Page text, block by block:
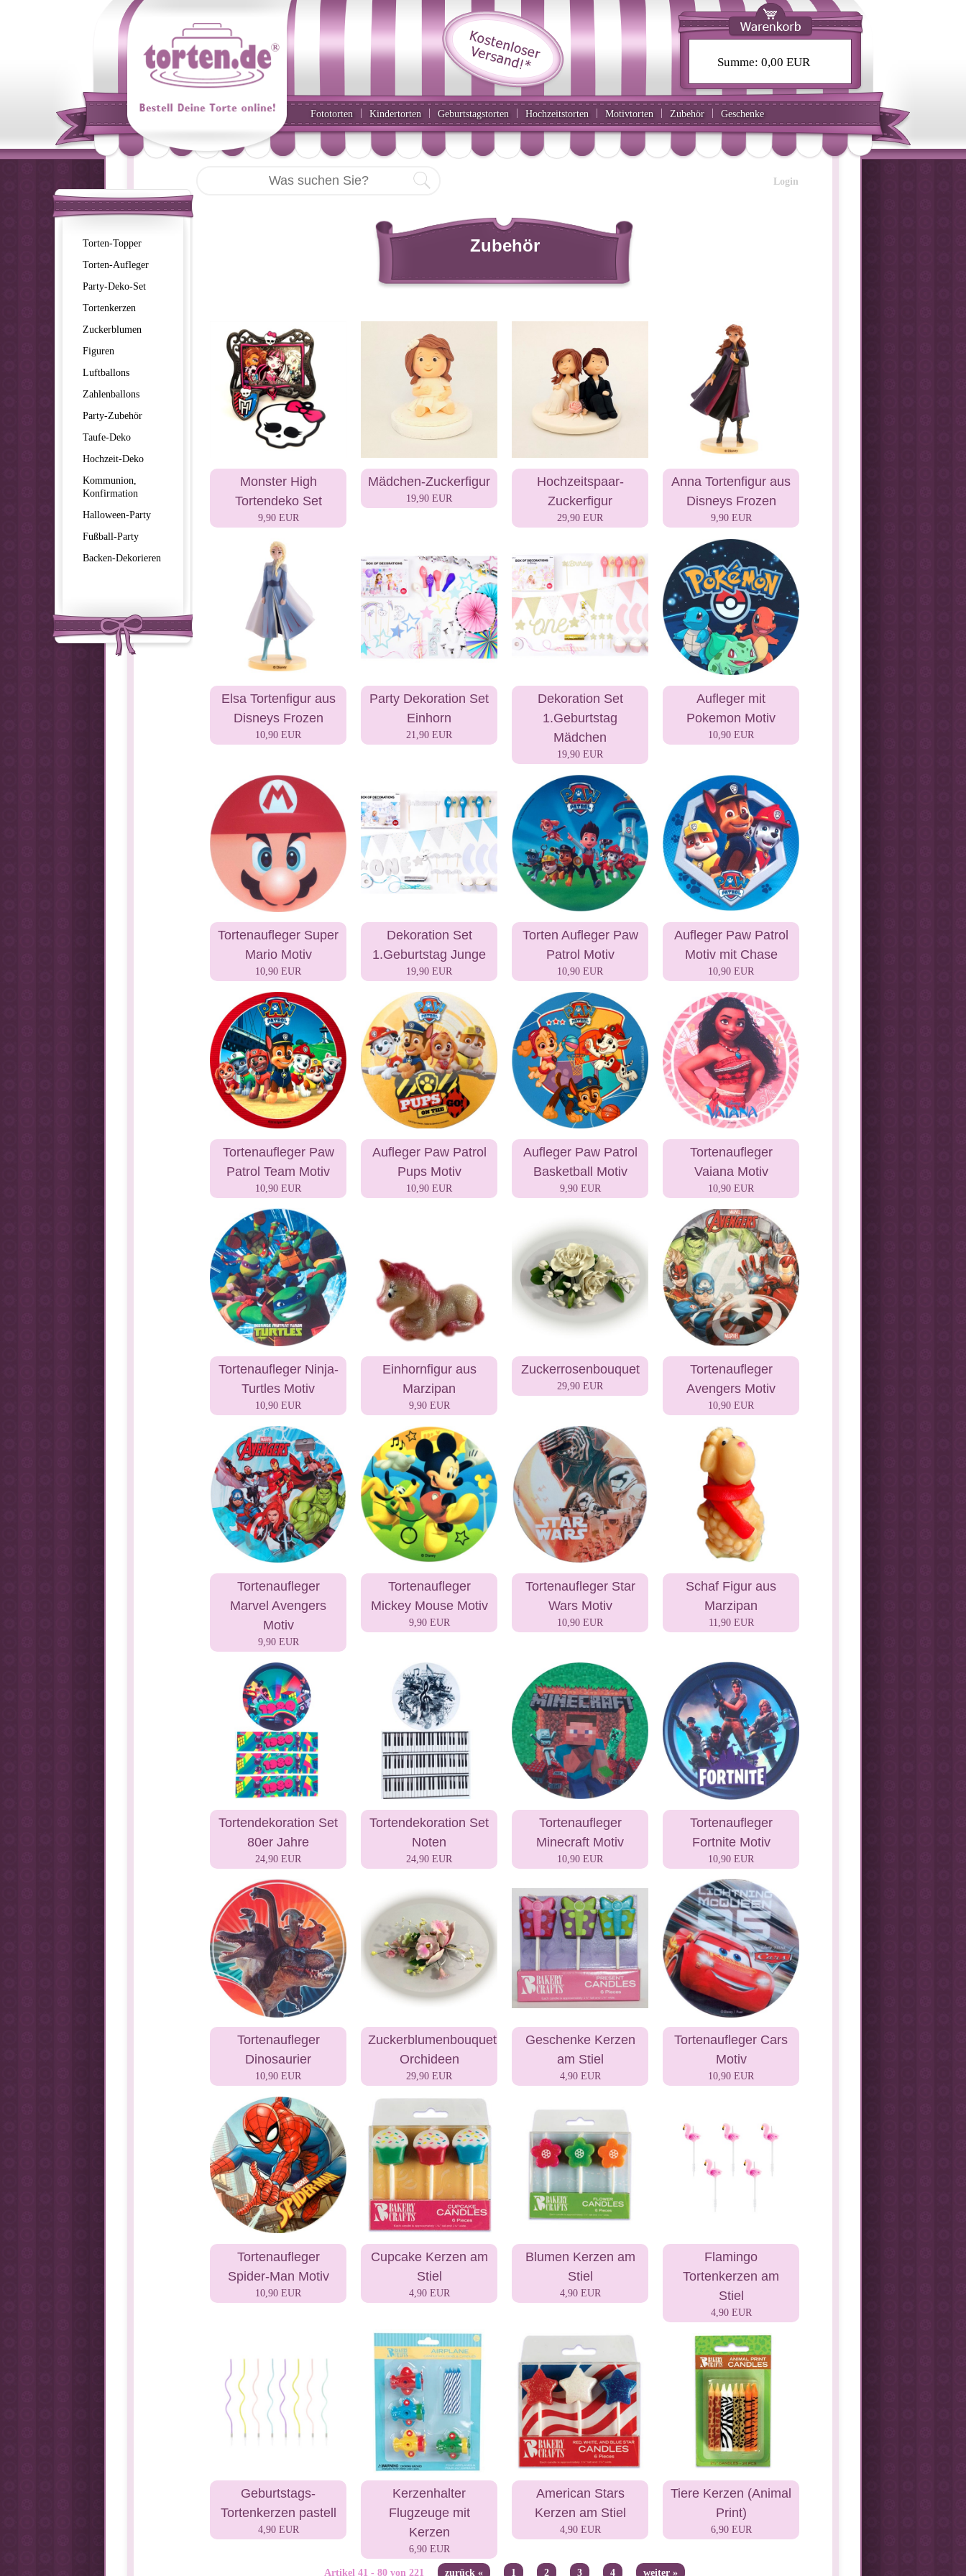
Fototorten | Kindertorten | Geburtstagstorten | Hochzeitstorten | Motivtorten | Zubehör | Geschenke
Summe: 0,00 EUR
Torten-Topper
Torten-Aufleger
Party-Deko-Set
Tortenkerzen
Zuckerblumen
Figuren
Luftballons
Zahlenballons
Party-Zubehör
Taufe-Deko
Hochzeit-Deko
Kommunion,
Konfirmation
Halloween-Party
Fußball-Party
Backen-Dekorieren
Login
Zubehör
Monster High
Tortendeko Set
9,90 EUR
Mädchen-Zuckerfigur
19,90 EUR
Hochzeitspaar-
Zuckerfigur
29,90 EUR
Anna Tortenfigur aus
Disneys Frozen
9,90 EUR
Elsa Tortenfigur aus
Disneys Frozen
10,90 EUR
Party Dekoration Set
Einhorn
21,90 EUR
Dekoration Set
1.Geburtstag
Mädchen
19,90 EUR
Aufleger mit
Pokemon Motiv
10,90 EUR
Tortenaufleger Super
Mario Motiv
10,90 EUR
Dekoration Set
1.Geburtstag Junge
19,90 EUR
Torten Aufleger Paw
Patrol Motiv
10,90 EUR
Aufleger Paw Patrol
Motiv mit Chase
10,90 EUR
Tortenaufleger Paw
Patrol Team Motiv
10,90 EUR
Aufleger Paw Patrol
Pups Motiv
10,90 EUR
Aufleger Paw Patrol
Basketball Motiv
9,90 EUR
Tortenaufleger
Vaiana Motiv
10,90 EUR
Tortenaufleger Ninja-
Turtles Motiv
10,90 EUR
Einhornfigur aus
Marzipan
9,90 EUR
Zuckerrosenbouquet
29,90 EUR
Tortenaufleger
Avengers Motiv
10,90 EUR
Tortenaufleger
Marvel Avengers
Motiv
9,90 EUR
Tortenaufleger
Mickey Mouse Motiv
9,90 EUR
Tortenaufleger Star
Wars Motiv
10,90 EUR
Schaf Figur aus
Marzipan
11,90 EUR
Tortendekoration Set
80er Jahre
24,90 EUR
Tortendekoration Set
Noten
24,90 EUR
Tortenaufleger
Minecraft Motiv
10,90 EUR
Tortenaufleger
Fortnite Motiv
10,90 EUR
Tortenaufleger
Dinosaurier
10,90 EUR
Zuckerblumenbouquet
Orchideen
29,90 EUR
Geschenke Kerzen
am Stiel
4,90 EUR
Tortenaufleger Cars
Motiv
10,90 EUR
Tortenaufleger
Spider-Man Motiv
10,90 EUR
Cupcake Kerzen am
Stiel
4,90 EUR
Blumen Kerzen am
Stiel
4,90 EUR
Flamingo
Tortenkerzen am
Stiel
4,90 EUR
Geburtstags-
Tortenkerzen pastell
4,90 EUR
Kerzenhalter
Flugzeuge mit
Kerzen
6,90 EUR
American Stars
Kerzen am Stiel
4,90 EUR
Tiere Kerzen (Animal
Print)
6,90 EUR
Artikel 41 - 80 von 221 zurück « 1 2 3 4 weiter »